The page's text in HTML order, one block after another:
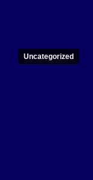
Uncategorized